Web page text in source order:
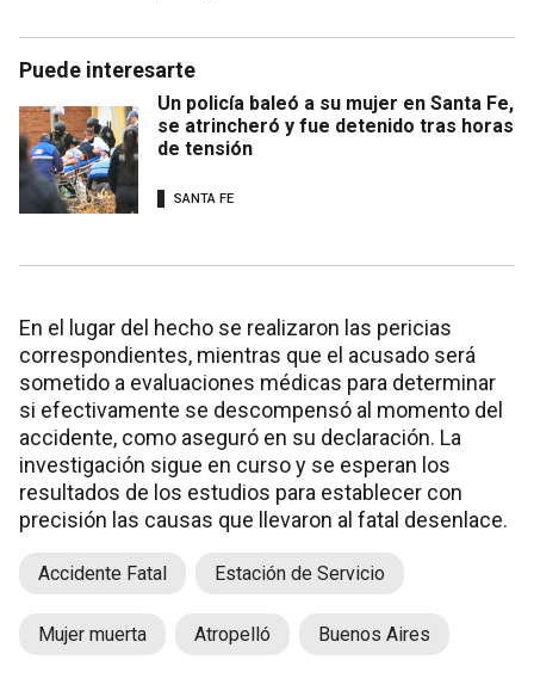
Puede interesarte
Un policía baleó a su mujer en Santa Fe,
se atrincheró y fue detenido tras horas
de tensión
SANTA FE
En el lugar del hecho se realizaron las pericias
correspondientes, mientras que el acusado será
sometido a evaluaciones médicas para determinar
si efectivamente se descompensó al momento del
accidente, como aseguró en su declaración. La
investigación sigue en curso y se esperan los
resultados de los estudios para establecer con
precisión las causas que llevaron al fatal desenlace.
Accidente Fatal Estación de Servicio
Mujer muerta Atropelló Buenos Aires